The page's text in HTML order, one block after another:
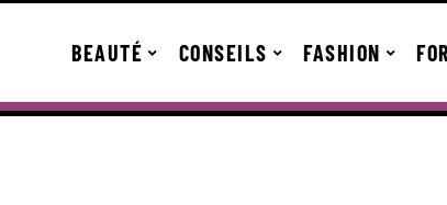
BEAUTÉ CONSEILS FASHION